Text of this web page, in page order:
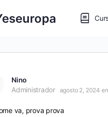
Nino
Administrador
agosto 2, 2024
va, prova prova